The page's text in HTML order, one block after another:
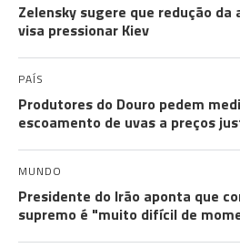
Zelensky sugere que redução
visa pressionar Kiev
PAÍS
Produtores do Douro pedem
escoamento de uvas a preços
MUNDO
Presidente do Irão aponta que
supremo é "muito difícil de